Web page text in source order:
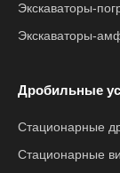
Экскаваторы-
Экскаваторы-
Дробильные
Стационарные
Стационарные